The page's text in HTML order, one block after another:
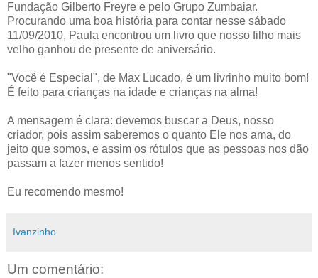
Fundação Gilberto Freyre e pelo Grupo Zumbaiar.
Procurando uma boa história para contar nesse sábado
11/09/2010, Paula encontrou um livro que nosso filho mais
velho ganhou de presente de aniversário.
"Você é Especial", de Max Lucado, é um livrinho muito bom!
É feito para crianças na idade e crianças na alma!
A mensagem é clara: devemos buscar a Deus, nosso
criador, pois assim saberemos o quanto Ele nos ama, do
jeito que somos, e assim os rótulos que as pessoas nos dão
passam a fazer menos sentido!
Eu recomendo mesmo!
Ivanzinho
Um comentário: